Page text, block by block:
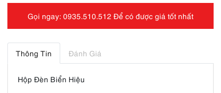
Gọi ngay: 0935.510.512 Để có được giá tốt nhất
Thông Tin Đánh Giá
Hộp Đèn Biển Hiệu